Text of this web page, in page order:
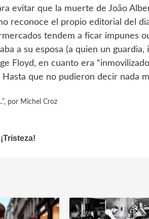
evitar que la muerte de João
reconoce el propio editorial del
tendem a ficar impunes
a su esposa (a quien un
Floyd, en cuanto era
que no pudieron decir nada
por Michel Croz